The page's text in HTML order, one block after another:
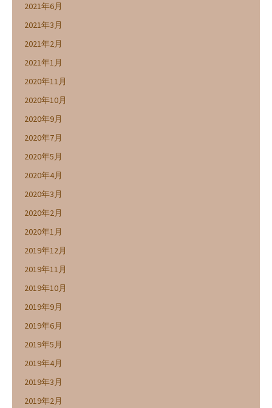
2021年6月
2021年3月
2021年2月
2021年1月
2020年11月
2020年10月
2020年9月
2020年7月
2020年5月
2020年4月
2020年3月
2020年2月
2020年1月
2019年12月
2019年11月
2019年10月
2019年9月
2019年6月
2019年5月
2019年4月
2019年3月
2019年2月